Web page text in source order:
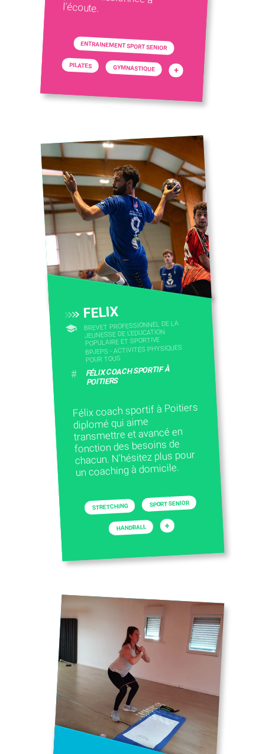
l'écoute.
ENTRAINEMENT SPORT SENIOR
PILATES GYMNASTIQUE +
FELIX
BREVET PROFESSIONNEL DE LA
JEUNESSE DE L'EDUCATION
POPULAIRE ET SPORTIVE
BPJEPS - ACTIVITÉS PHYSIQUES
POUR TOUS
# FÉLIX COACH SPORTIF À
POITIERS
Félix coach sportif à Poitiers
diplomé qui aime
transmettre et avancé en
fonction des besoins de
chacun. N'hésitez plus pour
un coaching à domicile.
STRETCHING SPORT SENIOR
HANDBALL +